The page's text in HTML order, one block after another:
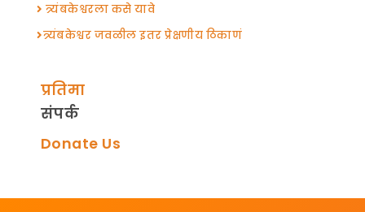
त्र्यंबकेश्वरला कसे यावे
त्र्यंबकेश्वर जवळील इतर प्रेक्षणीय ठिकाणं
प्रतिमा
संपर्क
Donate Us